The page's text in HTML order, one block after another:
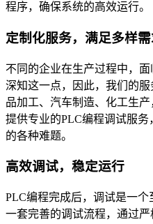
程序，确保系统的高效运行。
定制化服务，满足多样
不同的企业在生产过程中，
深知这一点，因此，我们的
品加工、汽车制造、化工生
提供专业的PLC编程调试服
的各种难题。
高效调试，稳定运行
PLC编程完成后，调试是一
一套完善的调试流程，通过